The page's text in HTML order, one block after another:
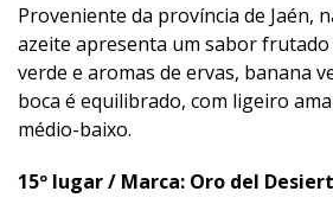
Proveniente da província de Jaén,
azeite apresenta um sabor
verde e aromas de ervas, banana
boca é equilibrado, com ligeiro
médio-baixo.
15º lugar / Marca: Oro del